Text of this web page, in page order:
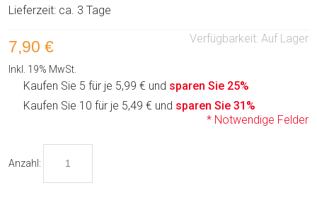
Lieferzeit: ca. 3 Tage
Verfügbarkeit: Auf Lager
7,90 €
Inkl. 19% MwSt.
Kaufen Sie 5 für je 5,99 € und sparen Sie 25%
Kaufen Sie 10 für je 5,49 € und sparen Sie 31 %
* Notwendige Felder
Anzahl: